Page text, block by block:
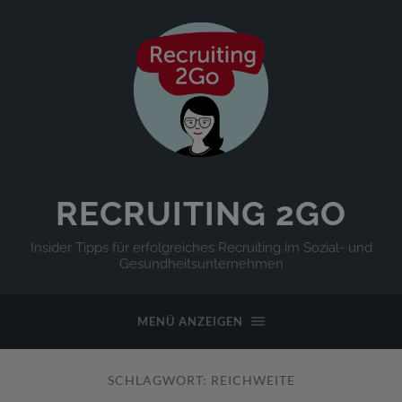
RECRUITING 2GO
Insider Tipps für erfolgreiches Recruiting im Sozial- und
Gesundheitsunternehmen
MENÜ ANZEIGEN
SCHLAGWORT: REICHWEITE